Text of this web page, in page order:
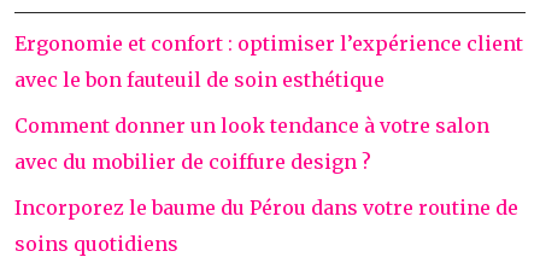
Ergonomie et confort : optimiser l’expérience client
avec le bon fauteuil de soin esthétique
Comment donner un look tendance à votre salon
avec du mobilier de coiffure design ?
Incorporez le baume du Pérou dans votre routine de
soins quotidiens